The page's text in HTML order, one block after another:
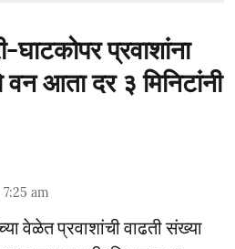
प्रवाशांना
वन आता दर ३ मिनिटांनी
am
वेळेत प्रवाशांची वाढती संख्या